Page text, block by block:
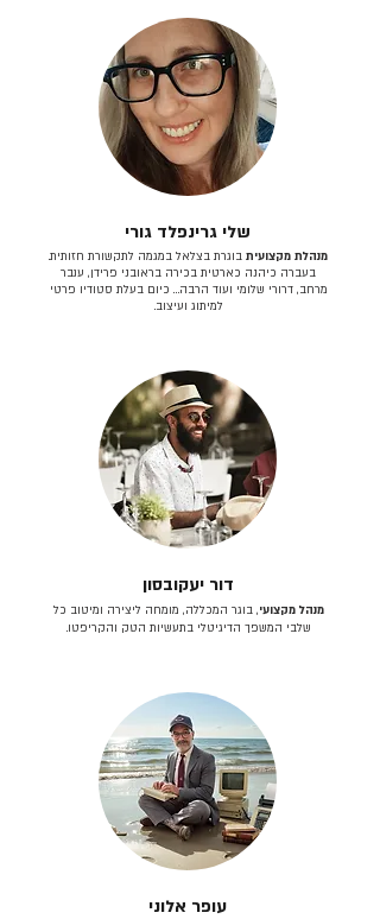
שלי גרינפלד גורי
מנהלת מקצועית בוגרת בצלאל במגמה לתקשורת חזותית.
בעברה כיהנה כארטית בכירה בראובני פרידן, ענבר
מרחב, דרורי שלומי ועוד הרבה… כיום בעלת סטודיו פרטי
למיתוג ועיצוב.
דור יעקובסון
מנהל מקצועי, בוגר המכללה, מומחה ליצירה ומיטוב כל
שלבי המשפך הדיגיטלי בתעשיות הטק והקריפטו.
עופר אלוני